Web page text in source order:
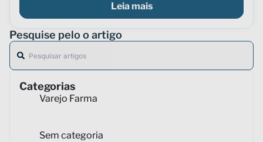
Leia mais
Pesquise pelo o artigo
Categorias
Varejo Farma
Sem categoria